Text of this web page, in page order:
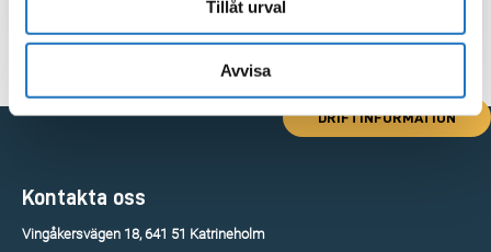
Tillåt urval
Avvisa
DRIFTINFORMATION
Kontakta oss
Vingåkersvägen 18, 641 51 Katrineholm